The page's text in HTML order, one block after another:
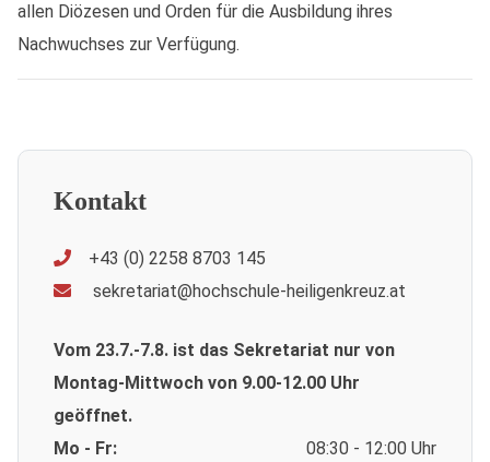
allen Diözesen und Orden für die Ausbildung ihres
Nachwuchses zur Verfügung.
Kontakt
+43 (0) 2258 8703 145
sekretariat@hochschule-heiligenkreuz.at
Vom 23.7.-7.8. ist das Sekretariat nur von
Montag-Mittwoch von 9.00-12.00 Uhr
geöffnet.
Mo - Fr:
08:30 - 12:00 Uhr